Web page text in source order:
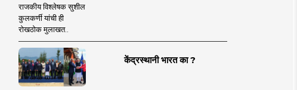
राजकीय विश्लेषक सुशील
कुलकर्णी यांची ही
रोखठोक मुलाखत..
केंद्रस्थानी भारत का ?